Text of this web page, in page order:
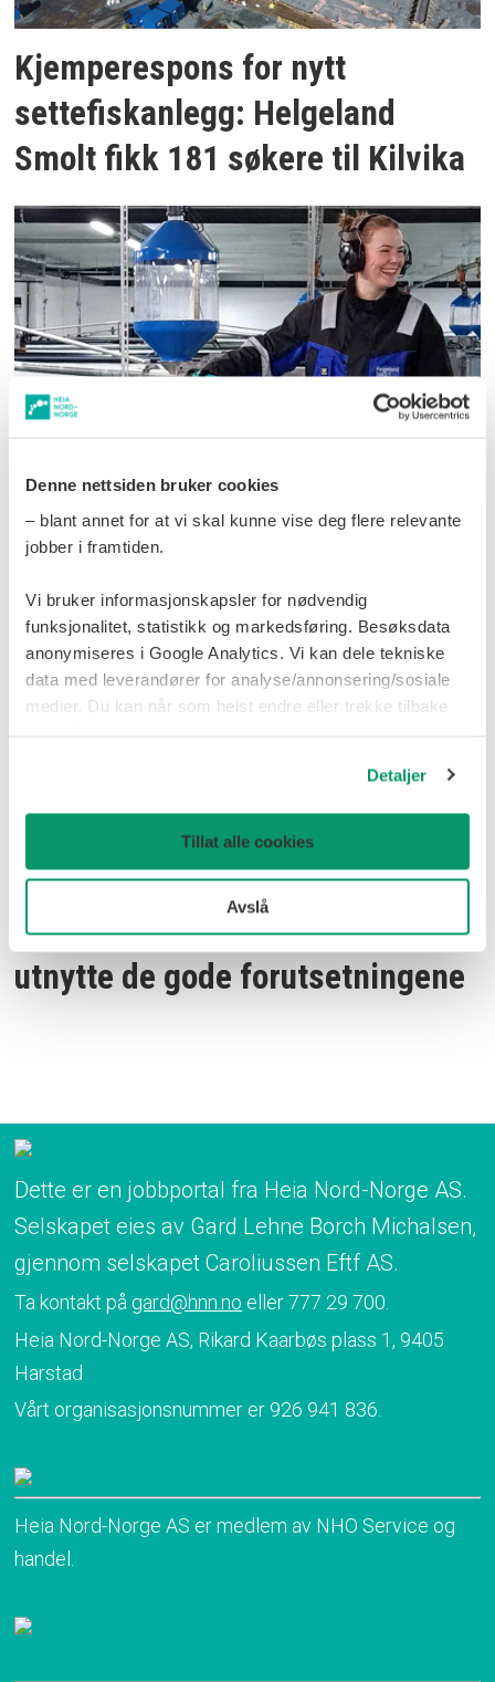
Denne nettsiden bruker cookies
– blant annet for at vi skal kunne vise deg flere relevante
jobber i framtiden.
Vi bruker informasjonskapsler for nødvendig
funksjonalitet, statistikk og markedsføring. Besøksdata
anonymiseres i Google Analytics. Vi kan dele tekniske
data med leverandører for analyse/annonsering/sosiale
medier. Du kan når som helst endre eller trekke tilbake
Detaljer
Tillat alle cookies
Avslå
Kjemperespons for nytt
settefiskanlegg: Helgeland
Smolt fikk 181 søkere til Kilvika
milliardinvesteringen i Kilvika:
Skal ansette 20 nye på
settefiskanlegget
Meløy har naturen på sin side,
men også kompetansen til å
utnytte de gode forutsetningene
Dette er en jobbportal fra Heia Nord-Norge AS.
Selskapet eies av Gard Lehne Borch Michalsen,
gjennom selskapet Caroliussen Eftf AS.
Ta kontakt på gard@hnn.no eller 777 29 700.
Heia Nord-Norge AS, Rikard Kaarbøs plass 1, 9405
Harstad
Vårt organisasjonsnummer er 926 941 836.
Heia Nord-Norge AS er medlem av NHO Service og
handel.